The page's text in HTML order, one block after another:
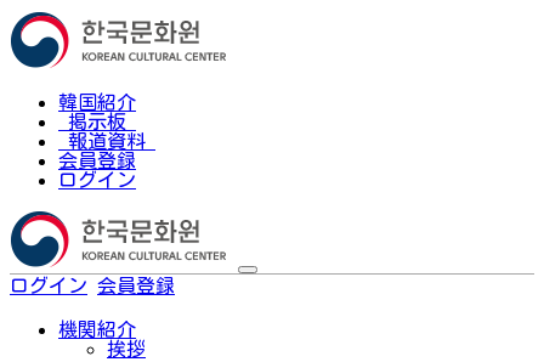
韓国紹介
掲示板
報道資料
会員登録
ログイン
ログイン 会員登録
機関紹介
挨拶